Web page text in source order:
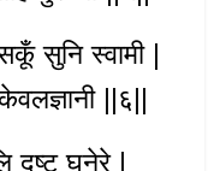
सुनि स्वामी |
||६||
दुष्ट घनेरे |